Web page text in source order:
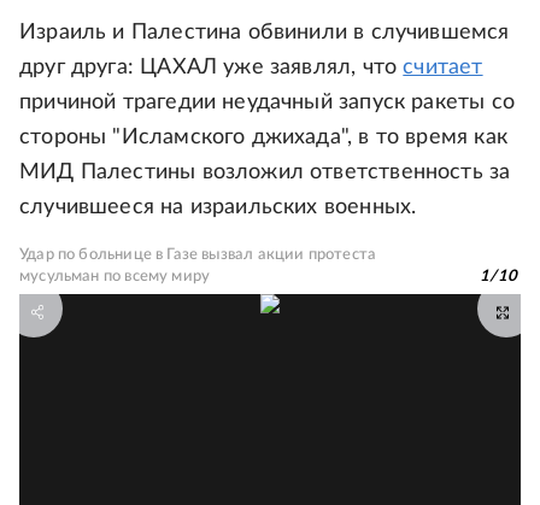
Израиль и Палестина обвинили в случившемся
друг друга: ЦАХАЛ уже заявлял, чтосчитает
причиной трагедии неудачный запуск ракеты со
стороны "Исламского джихада", в то время как
МИД Палестины возложил ответственность за
случившееся на израильских военных.
Удар по больнице в Газе вызвал акции протеста
мусульман по всему миру
1/10